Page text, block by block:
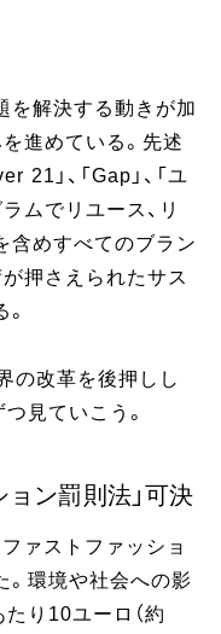
を解決する動きが加
進めている。先述
21」、「Gap」、「ユ
ムでリユース、リ
含めすべてのブラン
押さえられたサス
の改革を後押しし
見ていこう。
ン罰則法」可決
ァストファッショ
。環境や社会への影
り10ユーロ（約